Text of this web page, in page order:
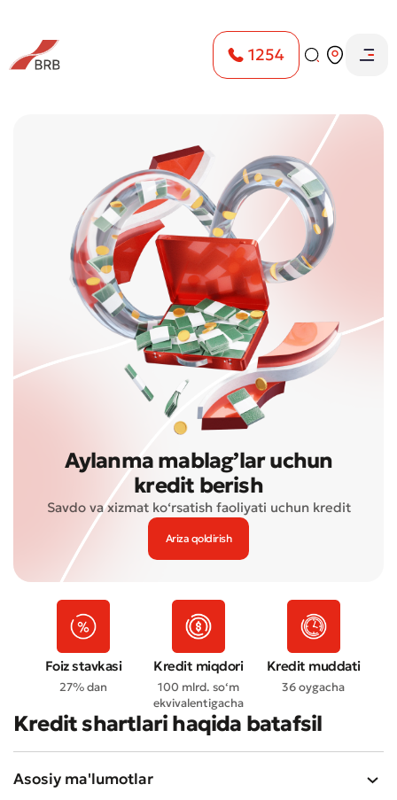
1254
Aylanmaga kredit
Aylanma mablag’lar uchun
kredit berish
Savdo va xizmat ko‘rsatish faoliyati uchun kredit
Ariza qoldirish
Foiz stavkasi
27% dan
Kredit miqdori
100 mlrd. so‘m
ekvivalentigacha
Kredit muddati
36 oygacha
Kredit shartlari haqida batafsil
Asosiy ma'lumotlar